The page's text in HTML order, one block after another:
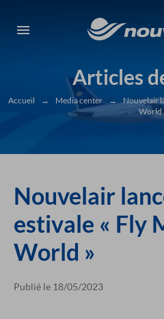
Articles
Accueil → Media center → Nouvelair
World
Nouvelair
estivale « Fly
World »
Publié le 18/05/2023